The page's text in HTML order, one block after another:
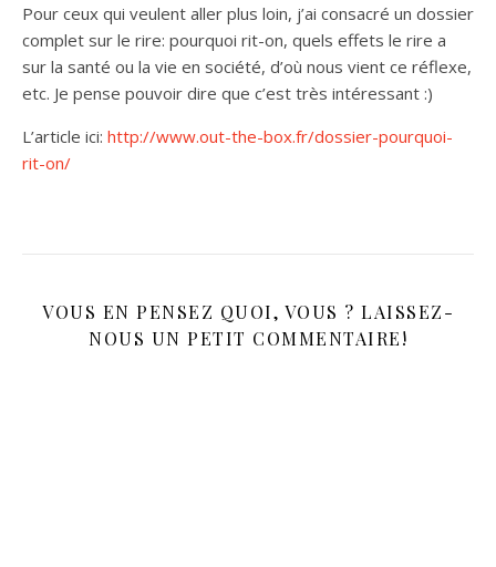
Pour ceux qui veulent aller plus loin, j’ai consacré un dossier
complet sur le rire: pourquoi rit-on, quels effets le rire a
sur la santé ou la vie en société, d’où nous vient ce réflexe,
etc. Je pense pouvoir dire que c’est très intéressant :)
L’article ici: http://www.out-the-box.fr/dossier-pourquoi-
rit-on/
VOUS EN PENSEZ QUOI, VOUS ? LAISSEZ-
NOUS UN PETIT COMMENTAIRE!